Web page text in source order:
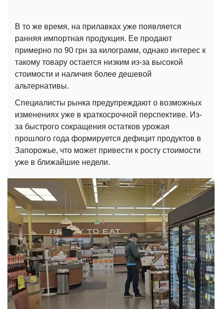
В то же время, на прилавках уже появляется
ранняя импортная продукция. Ее продают
примерно по 90 грн за килограмм, однако интерес к
такому товару остается низким из-за высокой
стоимости и наличия более дешевой
альтернативы.
Специалисты рынка предупреждают о возможных
изменениях уже в краткосрочной перспективе. Из-
за быстрого сокращения остатков урожая
прошлого года формируется дефицит продуктов в
Запорожье, что может привести к росту стоимости
уже в ближайшие недели.